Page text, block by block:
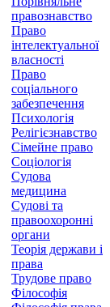
правознавство
Право
інтелектуальної
власності
Право
соціального
забезпечення
Психологія
Релігієзнавство
Сімейне право
Соціологія
Судова
медицина
Судові та
правоохоронні
органи
Теорія держави і
права
Трудове право
Філософія